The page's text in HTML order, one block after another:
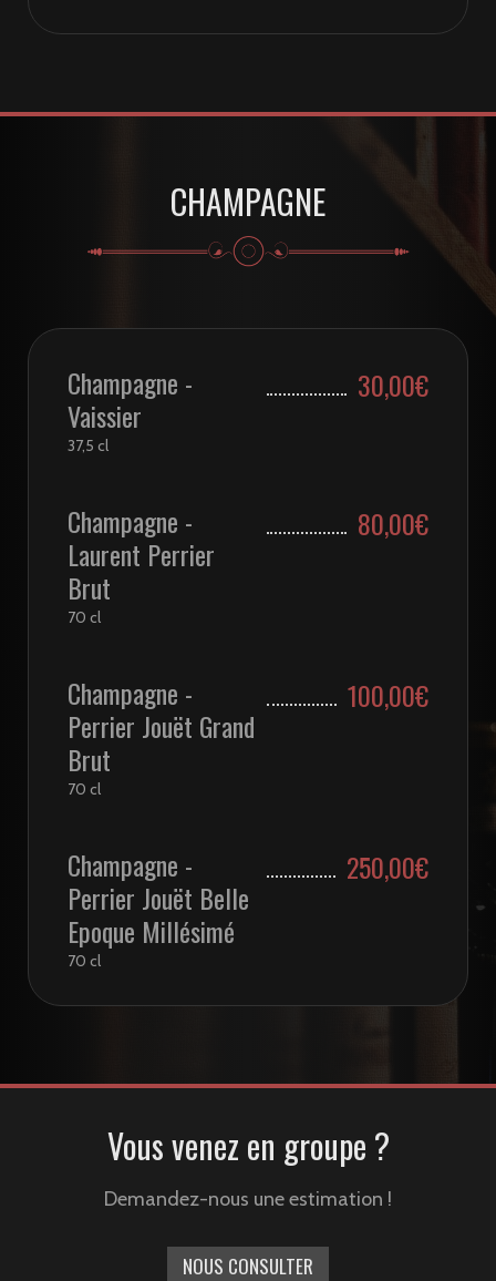
CHAMPAGNE
Champagne -
Vaissier
30,00€
37,5 cl
Champagne -
Laurent Perrier
Brut
80,00€
70 cl
Champagne -
Perrier Jouët Grand
Brut
100,00€
70 cl
Champagne -
Perrier Jouët Belle
Epoque Millésimé
250,00€
70 cl
Vous venez en groupe ?
Demandez-nous une estimation !
NOUS CONSULTER